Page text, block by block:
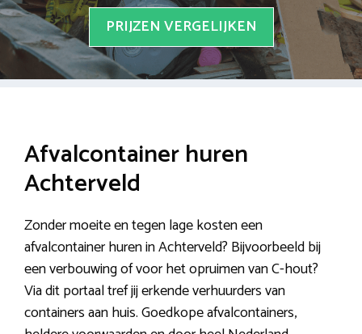
PRIJZEN VERGELIJKEN
Afvalcontainer huren
Achterveld
Zonder moeite en tegen lage kosten een
afvalcontainer huren in Achterveld? Bijvoorbeeld bij
een verbouwing of voor het opruimen van C-hout?
Via dit portaal tref jij erkende verhuurders van
containers aan huis. Goedkope afvalcontainers,